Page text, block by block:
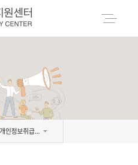
개인정보취급방침